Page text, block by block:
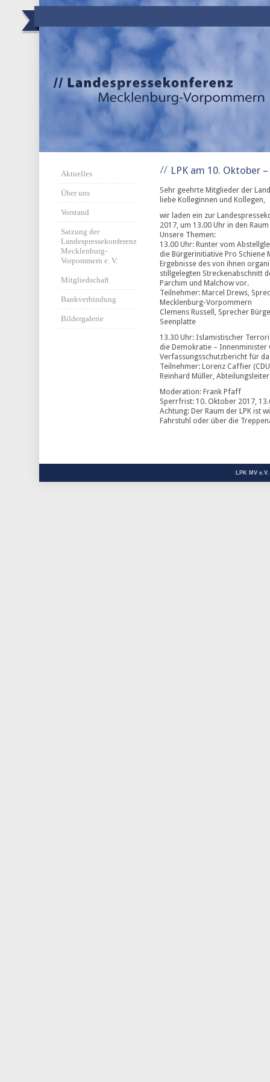
Aktuelles
Über uns
Vorstand
Satzung der
Landespressekonferenz
Mecklenburg-
Vorpommern e. V.
Mitgliedschaft
Bankverbindung
Bildergalerie
LPK am 10. Oktober
Sehr geehrte Mitglieder der
liebe Kolleginnen und Kollegen,
wir laden ein zur
2017, um 13.00 Uhr in den
Unsere Themen:
13.00 Uhr: Runter vom
die Bürgerinitiative Pro Schiene
Ergebnisse des von ihnen
stillgelegten Streckenabschnitt
Parchim und Malchow vor.
Teilnehmer: Marcel Drews,
Mecklenburg-Vorpommern
Clemens Russell, Sprecher
Seenplatte
13.30 Uhr: Islamistischer
die Demokratie – Innenminister
Verfassungsschutzbericht für
Teilnehmer: Lorenz Caffier
Reinhard Müller,
Moderation: Frank Pfaff
Sperrfrist: 10. Oktober 2017,
Achtung: Der Raum der LPK ist
Fahrstuhl oder über die
LPK MV e.V.